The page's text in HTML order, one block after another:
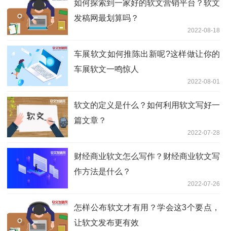
如何探索到一家好的软文营销平台？软文
发稿网最划算吗？
2022-08-18
车展软文如何推陈出新呢?这样做让你的
车展软文一鸣惊人
2022-08-01
软文的定义是什么？如何利用软文写好一
篇文章？
2022-07-28
财经商业软文怎么写作？财经商业软文写
作方法是什么？
2022-07-26
怎样公布软文才有用？学会这3个要点，
让软文发布更有效